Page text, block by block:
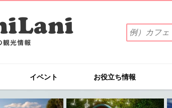
索
ワ
を
入
力
イベント お役立ち情報